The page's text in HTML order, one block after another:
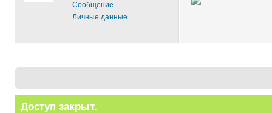
Сообщение
Личные данные
Доступ закрыт.